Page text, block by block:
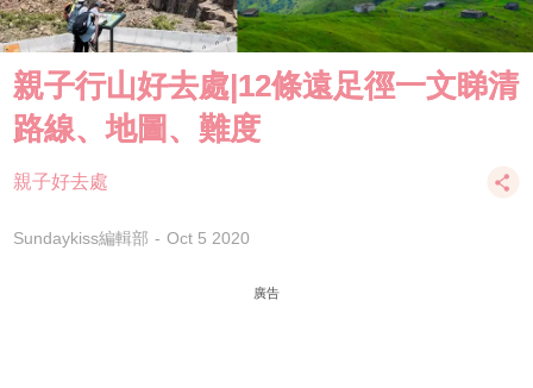
親子行山好去處|12條遠足徑一文睇清
路線、地圖、難度
親子好去處
Sundaykiss編輯部 Oct 5 2020
廣告